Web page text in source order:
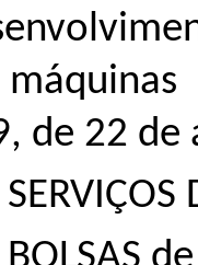
de 22 de
SERVIÇOS